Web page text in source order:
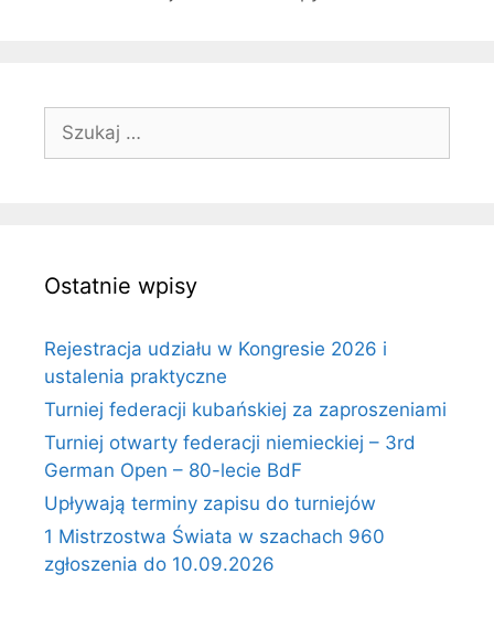
Ostatnie wpisy
Rejestracja udziału w Kongresie 2026 i
ustalenia praktyczne
Turniej federacji kubańskiej za zaproszeniami
Turniej otwarty federacji niemieckiej – 3rd
German Open – 80-lecie BdF
Upływają terminy zapisu do turniejów
1 Mistrzostwa Świata w szachach 960
zgłoszenia do 10.09.2026